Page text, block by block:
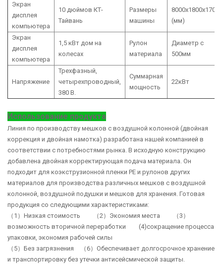
Экран
дисплея
компьютера
10 дюймов КТ-
Тайвань
Размеры
машины
8000x1800x1700
(мм)
Экран
дисплея
компьютера
1,5 кВт дом на
колесах
Рулон
материала
Диаметр с
500мм
Напряжение
Трехфазный,
четырехпроводный,
380 В.
Суммарная
мощность
22кВт
Использование продукта
Линия по производству мешков с воздушной колонной (двойная
коррекция и двойная намотка) разработана нашей компанией в
соответствии с потребностями рынка. В исходную конструкцию
добавлена двойная корректирующая подача материала. Он
подходит для коэкструзионной пленки PE и рулонов других
материалов для производства различных мешков с воздушной
колонной, воздушной подушки и мешков для хранения. Готовая
продукция со следующими характеристиками:
（1）Низкая стоимость （2）Экономия места （3）
возможность вторичной переработки (4)сокращение процесса
упаковки, экономия рабочей силы
（5）Без загрязнения （6）Обеспечивает долгосрочное хранение
и транспортировку без утечки антисейсмической защиты.